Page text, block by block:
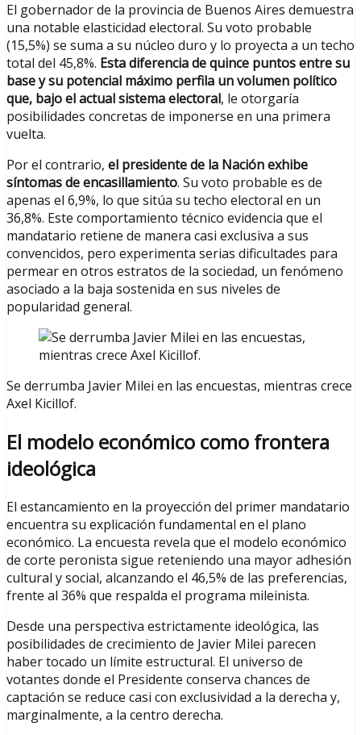
El gobernador de la provincia de Buenos Aires demuestra
una notable elasticidad electoral. Su voto probable
(15,5%) se suma a su núcleo duro y lo proyecta a un techo
total del 45,8%. Esta diferencia de quince puntos entre su
base y su potencial máximo perfila un volumen político
que, bajo el actual sistema electoral, le otorgaría
posibilidades concretas de imponerse en una primera
vuelta.
Por el contrario, el presidente de la Nación exhibe
síntomas de encasillamiento. Su voto probable es de
apenas el 6,9%, lo que sitúa su techo electoral en un
36,8%. Este comportamiento técnico evidencia que el
mandatario retiene de manera casi exclusiva a sus
convencidos, pero experimenta serias dificultades para
permear en otros estratos de la sociedad, un fenómeno
asociado a la baja sostenida en sus niveles de
popularidad general.
Se derrumba Javier Milei en las encuestas, mientras crece
Axel Kicillof.
El modelo económico como frontera
ideológica
El estancamiento en la proyección del primer mandatario
encuentra su explicación fundamental en el plano
económico. La encuesta revela que el modelo económico
de corte peronista sigue reteniendo una mayor adhesión
cultural y social, alcanzando el 46,5% de las preferencias,
frente al 36% que respalda el programa mileinista.
Desde una perspectiva estrictamente ideológica, las
posibilidades de crecimiento de Javier Milei parecen
haber tocado un límite estructural. El universo de
votantes donde el Presidente conserva chances de
captación se reduce casi con exclusividad a la derecha y,
marginalmente, a la centro derecha.